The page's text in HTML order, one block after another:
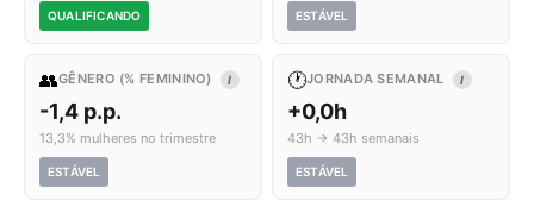
QUALIFICANDO ESTÁVEL
👥GÊNERO (% FEMININO) I
-1,4 p.p.
13,3% mulheres no trimestre
ESTÁVEL
🕐JORNADA SEMANAL I
+0,0h
43h → 43h semanais
ESTÁVEL